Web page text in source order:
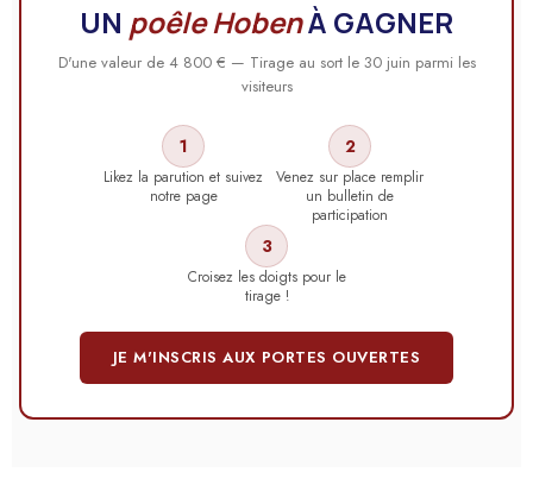
UN poêle HobenÀ GAGNER
D'une valeur de 4 800 € — Tirage au sort le 30 juin parmi les
visiteurs
1
Likez la parution et suivez
notre page
2
Venez sur place remplir
un bulletin de
participation
3
Croisez les doigts pour le
tirage !
JE M'INSCRIS AUX PORTES OUVERTES